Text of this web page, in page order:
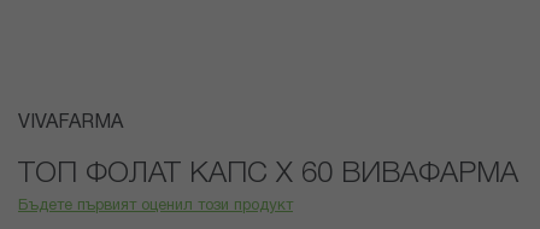
Преминете
началото
VIVAFARMA
ТОП ФОЛАТ КАПС Х 60 ВИВАФАРМА
Бъдете първият оценил този продукт